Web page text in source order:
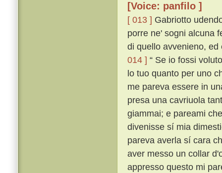
[Voice: panfilo ]
[ 013 ] Gabriotto
porre ne' sogni alcuna
di quello avvenieno,
014 ] “ Se io fossi
lo tuo quanto per uno
me pareva essere in
presa una cavriuola
giammai; e pareami
divenisse sí mia
pareva averla sí cara
aver messo un collar
appresso questo mi